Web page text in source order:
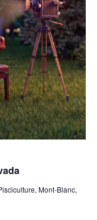
Mont-Blanc,